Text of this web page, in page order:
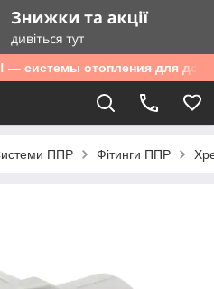
— системы отопления для дома
ППР Фітинги ППР